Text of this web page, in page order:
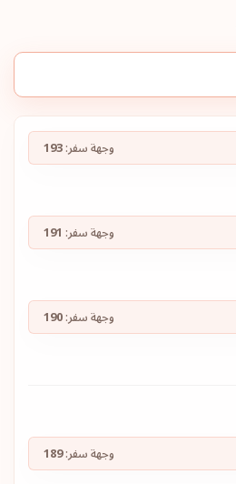
وجهة سفر:193
وجهة سفر:191
وجهة سفر:190
وجهة سفر:189